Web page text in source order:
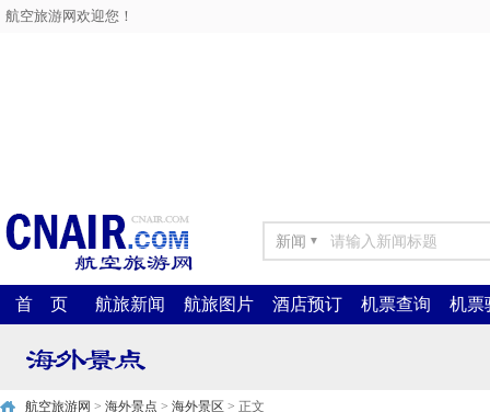
航空旅游网欢迎您！
新闻 ▼
首 页 航旅新闻 航旅图片 酒店预订 机票查询 机票
航空旅游网 > 海外景点 > 海外景区 > 正文